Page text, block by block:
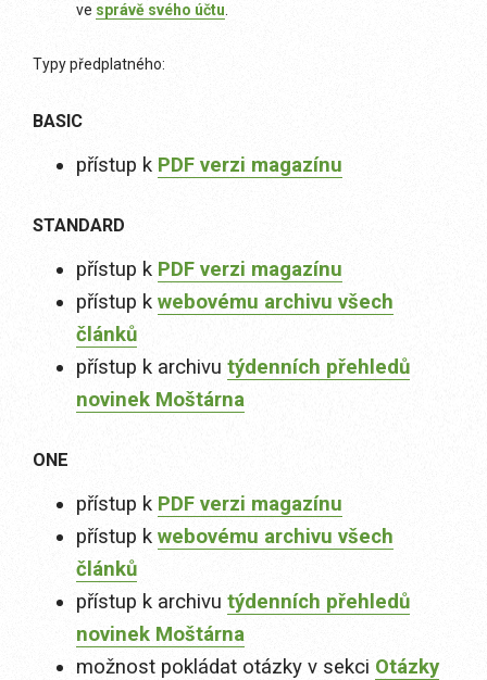
ve správě svého účtu
Typy předplatného:
BASIC
přístup k PDF verzi magazínu
STANDARD
přístup k PDF verzi magazínu
přístup k webovému archivu všech
článků
přístup k archivu týdenních přehledů
novinek Moštárna
ONE
přístup k PDF verzi magazínu
přístup k webovému archivu všech
článků
přístup k archivu týdenních přehledů
novinek Moštárna
možnost pokládat otázky v sekci Otázky